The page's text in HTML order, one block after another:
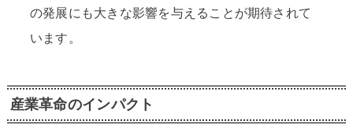
の発展にも大きな影響を与えることが期待されて
います。
産業革命のインパクト